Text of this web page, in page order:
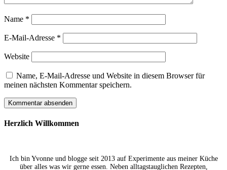
Name *
E-Mail-Adresse *
Website
Name, E-Mail-Adresse und Website in diesem Browser für
meinen nächsten Kommentar speichern.
Herzlich Willkommen
Ich bin Yvonne und blogge seit 2013 auf Experimente aus meiner Küche
über alles was wir gerne essen. Neben alltagstauglichen Rezepten,